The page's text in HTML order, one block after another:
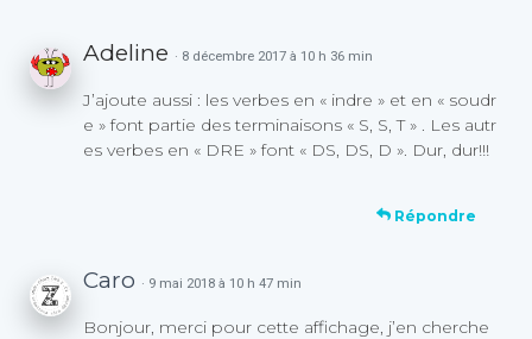
Adeline · 8 décembre 2017 à 10 h 36 min
J’ajoute aussi : les verbes en « indre » et en « soudr
e » font partie des terminaisons « S, S, T » . Les autr
es verbes en « DRE » font « DS, DS, D ». Dur, dur!!!
Répondre
Caro · 9 mai 2018 à 10 h 47 min
Bonjour, merci pour cette affichage, j’en cherche